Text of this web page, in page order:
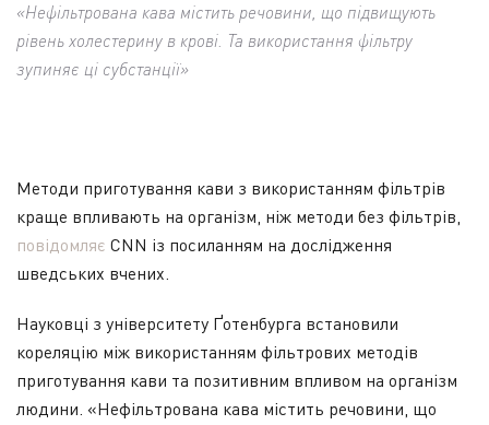
«Нефільтрована кава містить речовини, що підвищують
рівень холестерину в крові. Та використання фільтру
зупиняє ці субстанції»
Методи приготування кави з використанням фільтрів
краще впливають на організм, ніж методи без фільтрів,
повідомляє CNN із посиланням на дослідження
шведських вчених.
Науковці з університету Ґотенбурга встановили
кореляцію між використанням фільтрових методів
приготування кави та позитивним впливом на організм
людини. «Нефільтрована кава містить речовини, що